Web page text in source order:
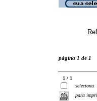
página 1 de 1
1 / 1
seleciona
para